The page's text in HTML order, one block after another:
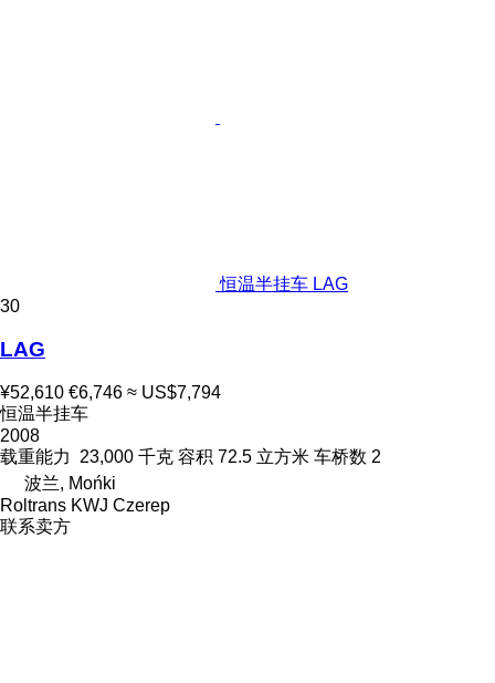
恒温半挂车 LAG
30
LAG
¥52,610 €6,746 ≈ US$7,794
恒温半挂车
2008
载重能力
23,000 千克 容积 72.5 立方米 车桥数 2
波兰, Mońki
Roltrans KWJ Czerep
联系卖方